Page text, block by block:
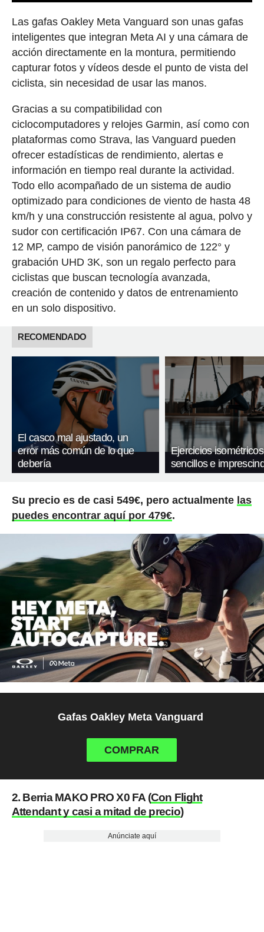
Las gafas Oakley Meta Vanguard son unas gafas
inteligentes que integran Meta AI y una cámara de
acción directamente en la montura, permitiendo
capturar fotos y vídeos desde el punto de vista del
ciclista, sin necesidad de usar las manos.
Gracias a su compatibilidad con
ciclocomputadores y relojes Garmin, así como con
plataformas como Strava, las Vanguard pueden
ofrecer estadísticas de rendimiento, alertas e
información en tiempo real durante la actividad.
Todo ello acompañado de un sistema de audio
optimizado para condiciones de viento de hasta 48
km/h y una construcción resistente al agua, polvo y
sudor con certificación IP67. Con una cámara de
12 MP, campo de visión panorámico de 122° y
grabación UHD 3K, son un regalo perfecto para
ciclistas que buscan tecnología avanzada,
creación de contenido y datos de entrenamiento
en un solo dispositivo.
RECOMENDADO
El casco mal ajustado, un
error más común de lo que
debería
Ejercicios
sencillos e
Su precio es de casi 549€, pero actualmente las
puedes encontrar aquí por 479€.
Gafas Oakley Meta Vanguard
COMPRAR
2. Berria MAKO PRO X0 FA (Con Flight
Attendant y casi a mitad de precio)
Anúnciate aquí